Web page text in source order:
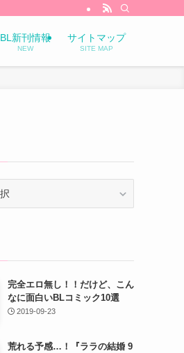
BL新刊情報
NEW
サイトマップ
SITE MAP
完全エロ無し！！だけど、こん
なに面白いBLコミック10選
2019-09-23
荒れる予感…！『ララの結婚 9